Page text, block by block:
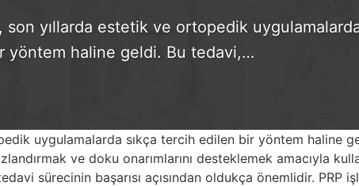
yıllarda estetik ve ortopedik
yöntem haline geldi. Bu tedavi,…
uygulamalarda sıkça tercih edilen bir yöntem haline
ve doku onarımlarını desteklemek amacıyla
sürecinin başarısı açısından oldukça önemlidir. PRP